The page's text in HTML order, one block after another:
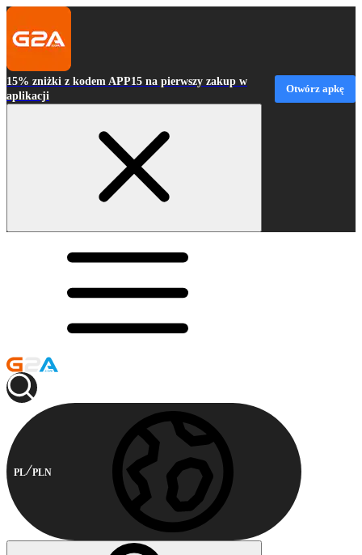
15% zniżki z kodem APP15 na pierwszy zakup w
aplikacji
Otwórz apkę
PL PLN